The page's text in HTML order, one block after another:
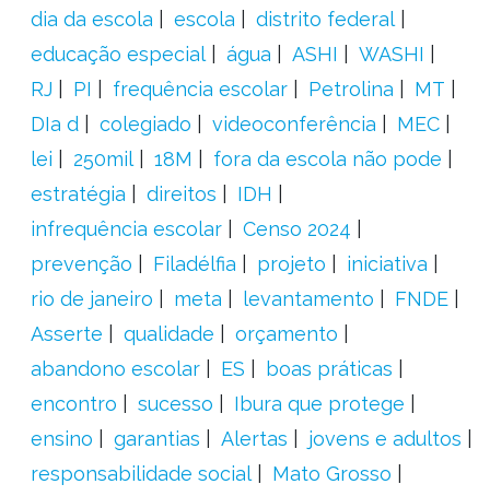
dia da escola
escola
distrito federal
educação especial
água ASHI
WASHI
RJ
PI frequência escolar Petrolina
MT
DIa d
colegiado videoconferência
MEC
lei
250mil 18M
fora da escola não pode
estratégia
direitos
IDH
infrequência escolar
Censo 2024
prevenção
Filadélfia projeto
iniciativa
rio de janeiro
meta levantamento
FNDE
Asserte
qualidade
orçamento
abandono escolar
ES
boas práticas
encontro
sucesso
Ibura que protege
ensino
garantias Alertas
jovens e adultos
responsabilidade social
Mato Grosso